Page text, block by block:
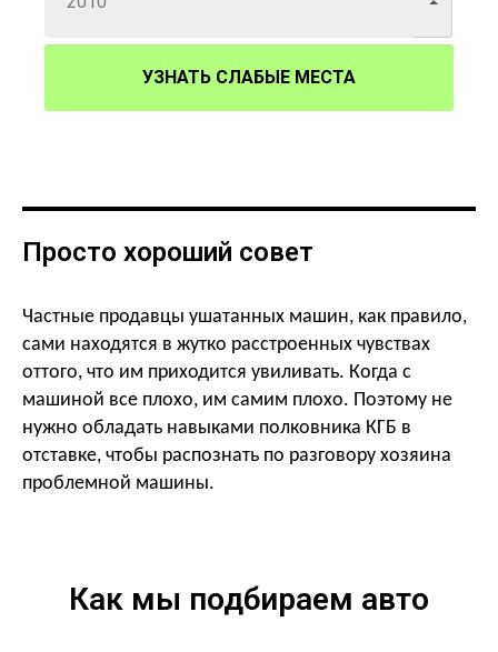
УЗНАТЬ СЛАБЫЕ МЕСТА
Просто хороший совет
Частные продавцы ушатанных машин, как правило,
сами находятся в жутко расстроенных чувствах
оттого, что им приходится увиливать. Когда с
машиной все плохо, им самим плохо. Поэтому не
нужно обладать навыками полковника КГБ в
отставке, чтобы распознать по разговору хозяина
проблемной машины.
Как мы подбираем авто